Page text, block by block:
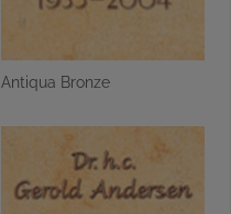
Antiqua Bronze